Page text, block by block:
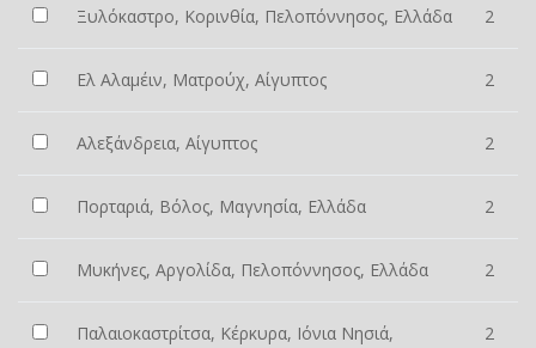
Ξυλόκαστρο, Κορινθία, Πελοπόννησος, Ελλάδα 2
Ελ Αλαμέιν, Ματρούχ, Αίγυπτος 2
Αλεξάνδρεια, Αίγυπτος 2
Πορταριά, Βόλος, Μαγνησία, Ελλάδα 2
Μυκήνες, Αργολίδα, Πελοπόννησος, Ελλάδα 2
Παλαιοκαστρίτσα, Κέρκυρα, Ιόνια Νησιά, 2